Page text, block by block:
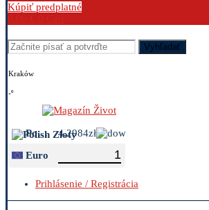
Kúpiť predplatné
Vyhľadať
Kraków
-º
Polish Zloty
4.2984zł
Euro
Prihlásenie / Registrácia